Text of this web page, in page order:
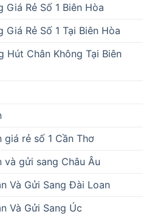
Giá Rẻ Số 1 Biên Hòa
Rẻ Số 1 Tại Biên Hòa
Hút Chân Không Tại Biên
rẻ số 1 Cần Thơ
và gửi sang Châu Âu
Và Gửi Sang Đài Loan
Và Gửi Sang Úc